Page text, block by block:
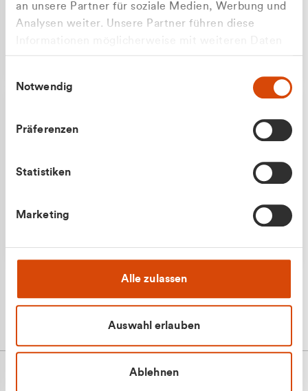
an unsere Partner für soziale Medien, Werbung und
Analysen weiter. Unsere Partner führen diese
gesammelt haben.
Notwendig
Präferenzen
Statistiken
Marketing
Alle zulassen
Auswahl erlauben
Ablehnen
Apilash Balanesan